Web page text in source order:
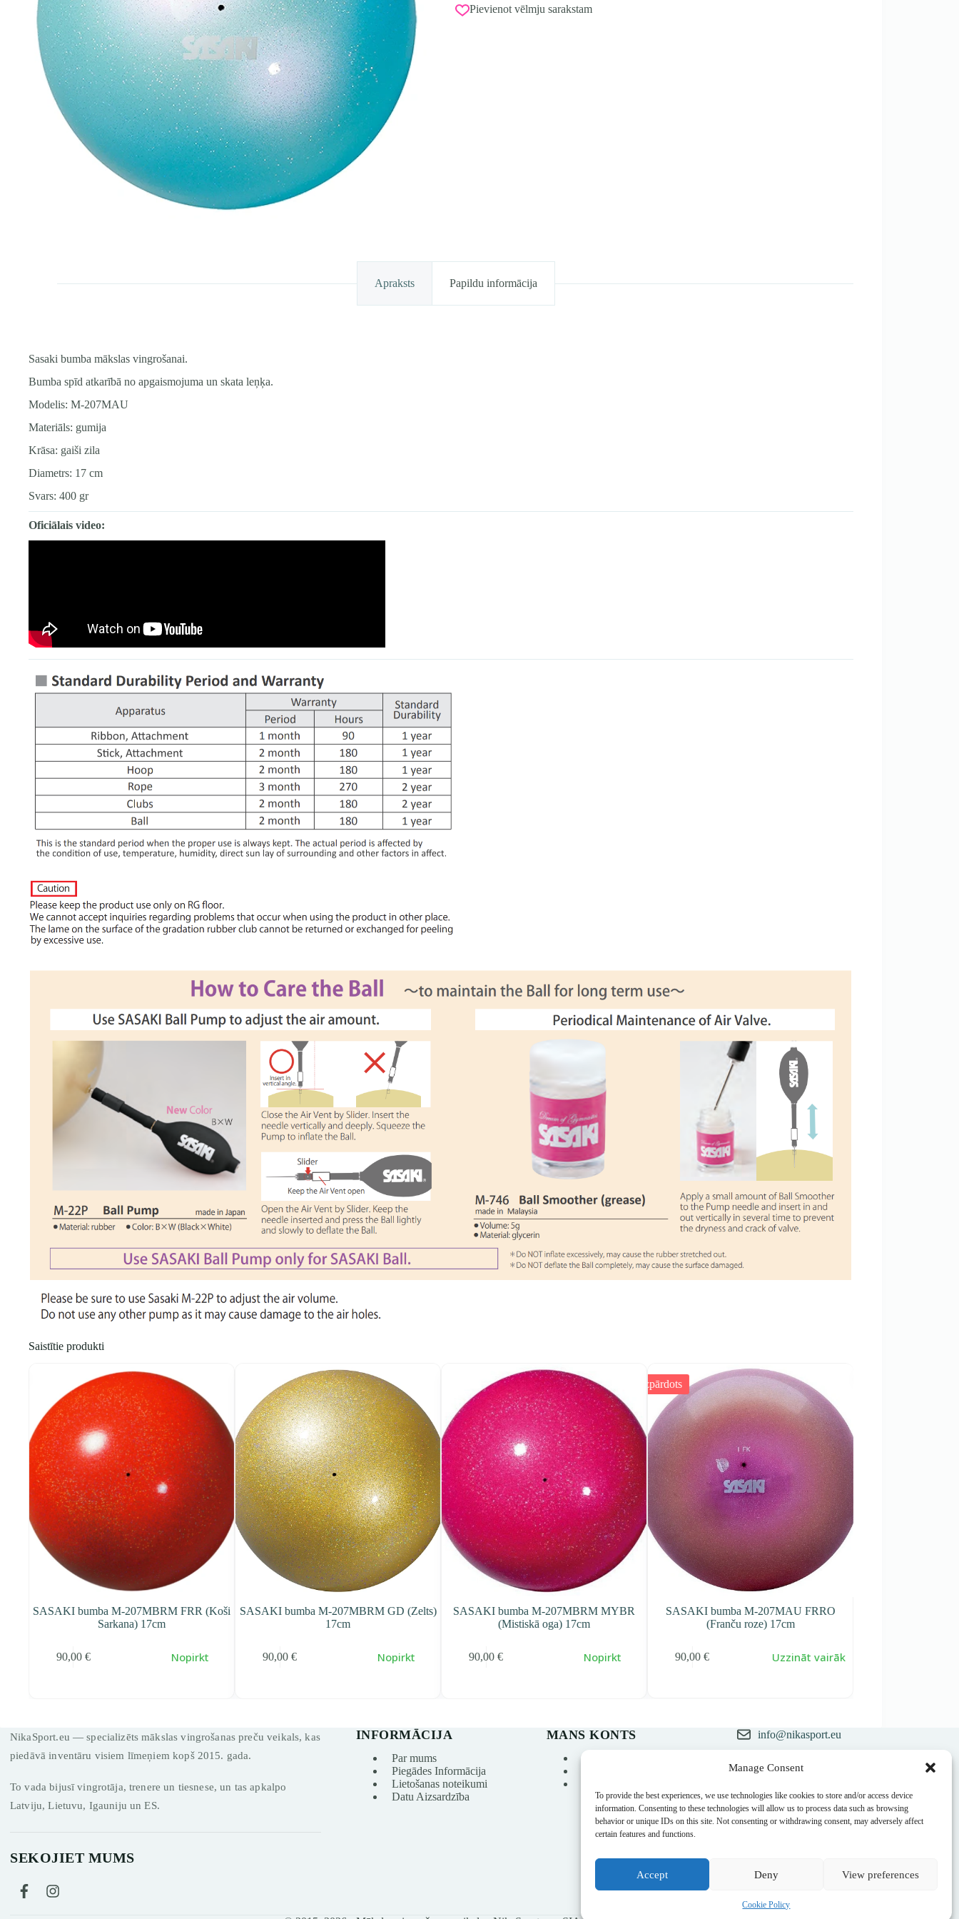
Manage Consent
To provide the best experiences, we use technologies like cookies to store and/or access device
information. Consenting to these technologies will allow us to process data such as browsing
behavior or unique IDs on this site. Not consenting or withdrawing consent, may adversely affect
certain features and functions.
Accept Deny View preferences
Cookie Policy
Pievienot vēlmju sarakstam
Apraksts Papildu informācija
Sasaki bumba mākslas vingrošanai.
Bumba spīd atkarībā no apgaismojuma un skata leņķa.
Modelis: M-207MAU
Materiāls: gumija
Krāsa: gaiši zila
Diametrs: 17 cm
Svars: 400 gr
Oficiālais video:
Saistītie produkti
SASAKI bumba M-207MBRM FRR (Koši
Sarkana) 17cm
90,00 € Nopirkt
SASAKI bumba M-207MBRM GD (Zelts)
17cm
90,00 € Nopirkt
SASAKI bumba M-207MBRM MYBR
(Mistiskā oga) 17cm
90,00 € Nopirkt
Izpārdots
SASAKI bumba M-207MAU FRRO
(Franču roze) 17cm
90,00€ Uzzināt vairāk
NikaSport.eu — specializēts mākslas vingrošanas preču veikals, kas
piedāvā inventāru visiem līmeņiem kopš 2015. gada.
To vada bijusī vingrotāja, trenere un tiesnese, un tas apkalpo
Latviju, Lietuvu, Igauniju un ES.
SEKOJIET MUMS
INFORMĀCIJA
Par mums
Piegādes Informācija
Lietošanas noteikumi
Datu Aizsardzība
MANS KONTS info@nikasport.eu
@nikasport.eu